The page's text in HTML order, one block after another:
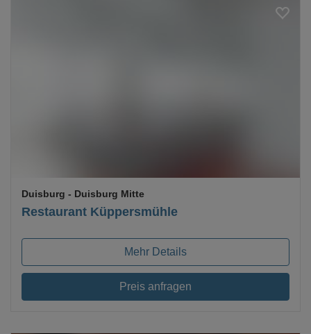
Restaurant Küppersmühle
Duisburg - Duisburg Mitte
Mehr Details
Preis anfragen